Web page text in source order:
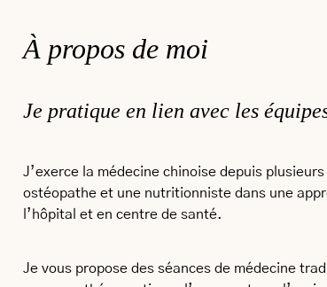
À propos de moi
Je pratique en lien avec les
J’exerce la médecine chinoise depuis
ostéopathe et une nutritionniste dans une
l’hôpital et en centre de santé.
Je vous propose des séances de médecine